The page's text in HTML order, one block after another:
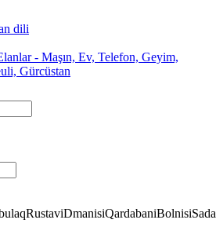
dili
RustaviDmanisiQardabaniBolnisi